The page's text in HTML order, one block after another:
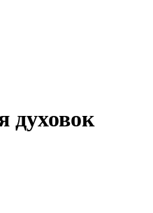
духовок